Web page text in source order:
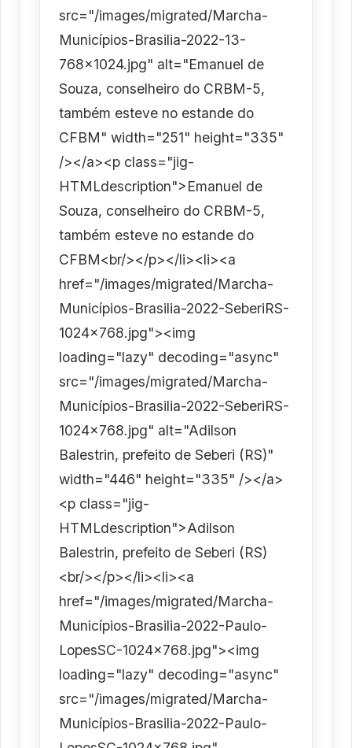
src="/images/migrated/Marcha-
Municípios-Brasilia-2022-13-
768x1024.jpg" alt="Emanuel de
Souza, conselheiro do CRBM-5,
também esteve no estande do
CFBM" width="251" height="335"
/></a><p class="jig-
HTMLdescription">Emanuel de
Souza, conselheiro do CRBM-5,
também esteve no estande do
CFBM<br/></p></li><li><a
href="/images/migrated/Marcha-
Municípios-Brasilia-2022-SeberiRS-
1024x768.jpg"><img
loading="lazy" decoding="async"
src="/images/migrated/Marcha-
Municípios-Brasilia-2022-SeberiRS-
1024x768.jpg" alt="Adilson
Balestrin, prefeito de Seberi (RS)"
width="446" height="335" /></a>
<p class="jig-
HTMLdescription">Adilson
Balestrin, prefeito de Seberi (RS)
<br/></p></li><li><a
href="/images/migrated/Marcha-
Municípios-Brasilia-2022-Paulo-
LopesSC-1024x768.jpg"><img
loading="lazy" decoding="async"
src="/images/migrated/Marcha-
Municípios-Brasilia-2022-Paulo-